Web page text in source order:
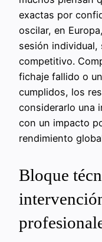
exactas por
oscilar, en
sesión
competitivo.
fichaje fallido o
cumplidos, los
considerarlo una
con un impacto
rendimiento
Bloque